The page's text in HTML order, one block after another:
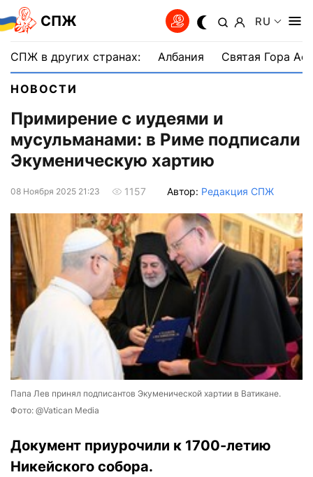
СПЖ RU
СПЖ в других странах: Албания Святая Гора
НОВОСТИ
Примирение с иудеями и
мусульманами: в Риме подписали
Экуменическую хартию
08 Ноября 2025 21:23 1157 Автор: Редакция СПЖ
Папа Лев принял подписантов Экуменической хартии в Ватикане.
Фото: @Vatican Media
Документ приурочили к 1700-летию
Никейского собора.